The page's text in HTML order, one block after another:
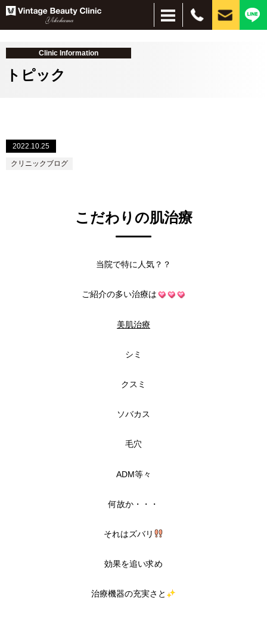
お悩み別
しみ・美肌
脱毛
ほくろ
しわ・たるみ
目元、目周りの若返り
刺青除去
施術別インモードリフト
サブシジョン
水光注射
ピーリング
ハイドラブースター
レーザー脱毛
美容点滴・注射
フォトフェイシャル
イオン導入・エレクトロポレーション
PRP
コンデンスリッチファット（CRF）
脂肪吸引注射
ヒアルロン酸
プルリアルシリーズ
リジュラン
ボトックス
小顔（脂肪溶解）注射
PICOレーザー
CO2レーザー
眼瞼下垂、二重、目元のたるみ
経結膜脱脂
HIFU（ハイフ）ウルトラセルZi
フェイスタイト
ボルニューマー
ダーマペン４
シルファームX
医療アートメイク
毛髪再生療法
スレッドリフト（糸リフト）
MPガン
VISIA
Clinic Information
トピック
2022.10.25
クリニックブログ
こだわりの肌治療
当院で特に人気？？
ご紹介の多い治療は
美肌治療
シミ
クスミ
ソバカス
毛穴
ADM等々
何故か・・・
それはズバリ
効果を追い求め
治療機器の充実さと